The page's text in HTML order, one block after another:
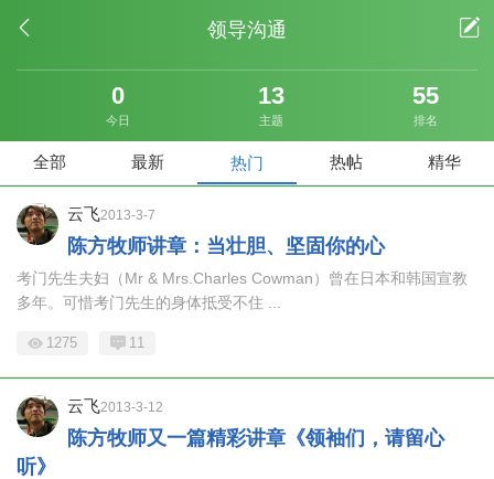
领导沟通
0 13 55
全部 最新 热门 热帖 精华
云飞2013-3-7
陈方牧师讲章：当壮胆、坚固你的心
考门先生夫妇（Mr & Mrs.Charles Cowman）曾在日本和韩国宣教
多年。可惜考门先生的身体抵受不住 ...
1275 11
云飞2013-3-12
陈方牧师又一篇精彩讲章《领袖们，请留心
听》